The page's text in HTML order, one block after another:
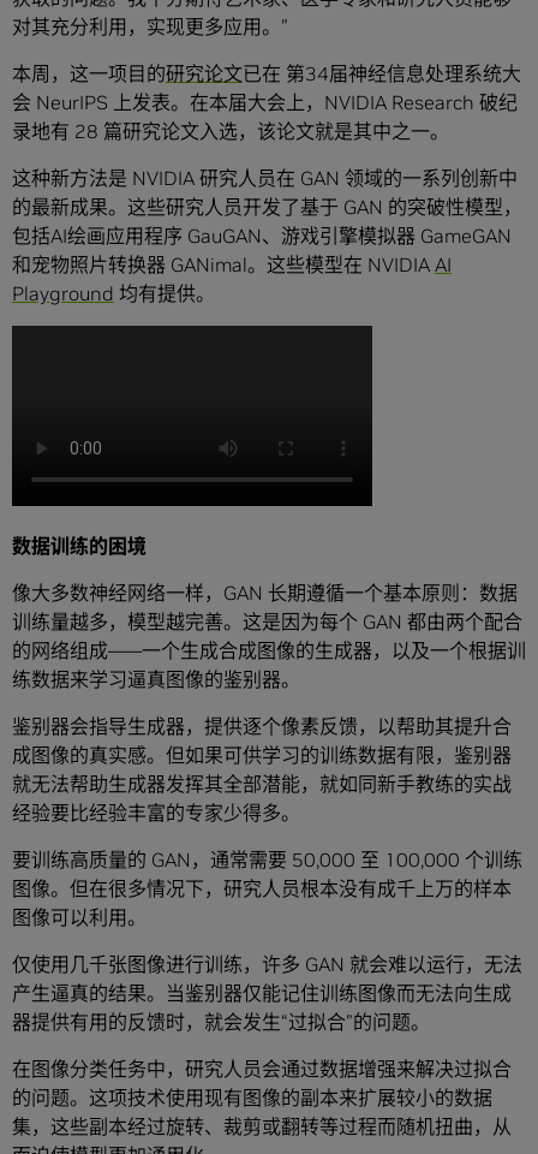
对其充分利用，实现更多应用。”
本周，这一项目的研究论文已在 第34届神经信息处理系统大
会 NeurIPS 上发表。在本届大会上，NVIDIA Research 破纪
录地有 28 篇研究论文入选，该论文就是其中之一。
这种新方法是 NVIDIA 研究人员在 GAN 领域的一系列创新中
的最新成果。这些研究人员开发了基于 GAN 的突破性模型，
包括AI绘画应用程序 GauGAN、游戏引擎模拟器 GameGAN
和宠物照片转换器 GANimal。这些模型在 NVIDIA AI
Playground 均有提供。
数据训练的困境
像大多数神经网络一样，GAN 长期遵循一个基本原则：数据
训练量越多，模型越完善。这是因为每个 GAN 都由两个配合
的网络组成——一个生成合成图像的生成器，以及一个根据训
练数据来学习逼真图像的鉴别器。
鉴别器会指导生成器，提供逐个像素反馈，以帮助其提升合
成图像的真实感。但如果可供学习的训练数据有限，鉴别器
就无法帮助生成器发挥其全部潜能，就如同新手教练的实战
经验要比经验丰富的专家少得多。
要训练高质量的 GAN，通常需要 50,000 至 100,000 个训练
图像。但在很多情况下，研究人员根本没有成千上万的样本
图像可以利用。
仅使用几千张图像进行训练，许多 GAN 就会难以运行，无法
产生逼真的结果。当鉴别器仅能记住训练图像而无法向生成
器提供有用的反馈时，就会发生“过拟合”的问题。
在图像分类任务中，研究人员会通过数据增强来解决过拟合
的问题。这项技术使用现有图像的副本来扩展较小的数据
集，这些副本经过旋转、裁剪或翻转等过程而随机扭曲，从